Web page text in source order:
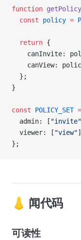
function
  const
policy =
  return
{
canInvite:
canView:
  };
}
const POLICY_SET =
  admin: [
"invite"
  viewer: [
"view"]
};
👃 闻代码
可读性